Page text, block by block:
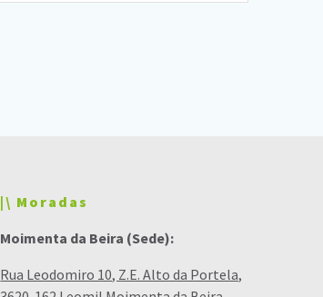
|\ Moradas
Moimenta da Beira (Sede):
Rua Leodomiro 10, Z.E. Alto da Portela,